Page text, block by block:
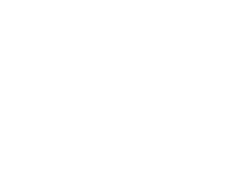
Veterana Masculina y Femenina, y Máster Masculina y Femenina
pues este hecho podría acarrear